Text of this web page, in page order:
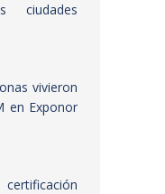
ciudades
vivieron
en Exponor